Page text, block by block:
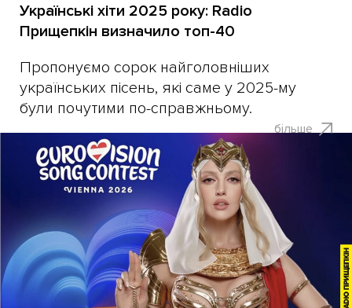
Українські хіти 2025 року: Radio
Прищепкін визначило топ-40
Пропонуємо сорок найголовніших
українських пісень, які саме у 2025-му
були почутими по-справжньому.
більше